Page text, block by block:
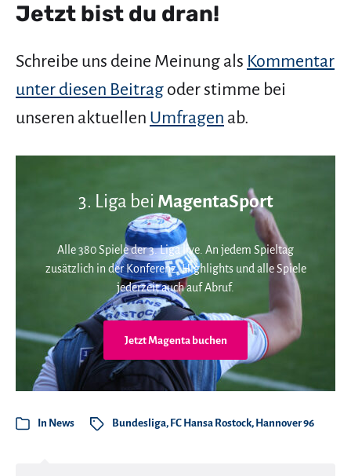
Jetzt bist du dran!
Schreibe uns deine Meinung als Kommentar
unter diesen Beitrag oder stimme bei
unseren aktuellen Umfragen ab.
3. Liga bei MagentaSport
Alle 380 Spiele der 3. Liga live. An jedem Spieltag
zusätzlich in der Konferenz. Highlights und alle Spiele
jederzeit auch auf Abruf.
Jetzt Magenta buchen
In News Bundesliga, FC Hansa Rostock, Hannover 96